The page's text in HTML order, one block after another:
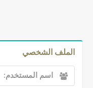
الملف الشخصي